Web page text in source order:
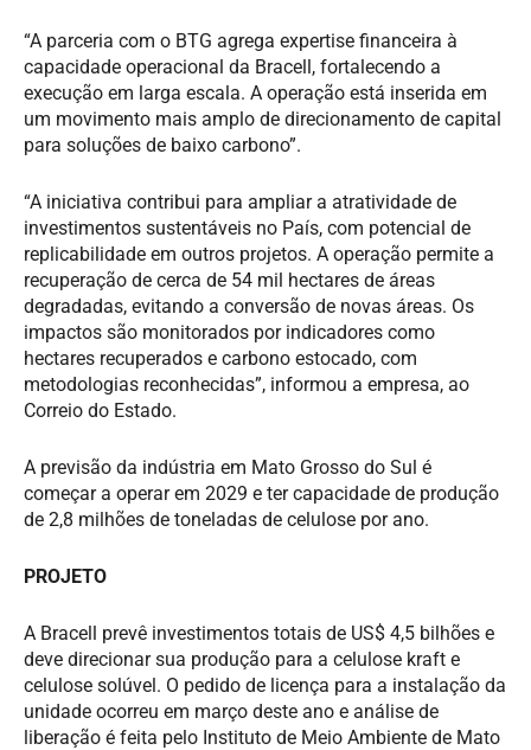
“A parceria com o BTG agrega expertise financeira à
capacidade operacional da Bracell, fortalecendo a
execução em larga escala. A operação está inserida em
um movimento mais amplo de direcionamento de capital
para soluções de baixo carbono”.
“A iniciativa contribui para ampliar a atratividade de
investimentos sustentáveis no País, com potencial de
replicabilidade em outros projetos. A operação permite a
recuperação de cerca de 54 mil hectares de áreas
degradadas, evitando a conversão de novas áreas. Os
impactos são monitorados por indicadores como
hectares recuperados e carbono estocado, com
metodologias reconhecidas”, informou a empresa, ao
Correio do Estado.
A previsão da indústria em Mato Grosso do Sul é
começar a operar em 2029 e ter capacidade de produção
de 2,8 milhões de toneladas de celulose por ano.
PROJETO
A Bracell prevê investimentos totais de US$ 4,5 bilhões e
deve direcionar sua produção para a celulose kraft e
celulose solúvel. O pedido de licença para a instalação da
unidade ocorreu em março deste ano e análise de
liberação é feita pelo Instituto de Meio Ambiente de Mato